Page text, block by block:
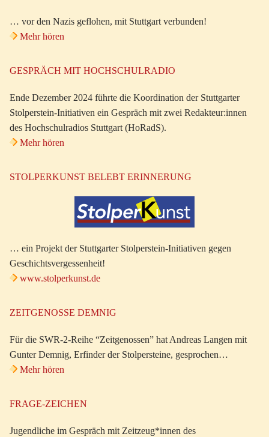
… vor den Nazis geflohen, mit Stuttgart verbunden!
Mehr hören
GESPRÄCH MIT HOCHSCHULRADIO
Ende Dezember 2024 führte die Koordination der Stuttgarter
Stolperstein-Initiativen ein Gespräch mit zwei Redakteur:innen
des Hochschulradios Stuttgart (HoRadS).
Mehr hören
STOLPERKUNST BELEBT ERINNERUNG
… ein Projekt der Stuttgarter Stolperstein-Initiativen gegen
Geschichtsvergessenheit!
www.stolperkunst.de
ZEITGENOSSE DEMNIG
Für die SWR-2-Reihe “Zeitgenossen” hat Andreas Langen mit
Gunter Demnig, Erfinder der Stolpersteine, gesprochen…
Mehr hören
FRAGE-ZEICHEN
Jugendliche im Gespräch mit Zeitzeug*innen des